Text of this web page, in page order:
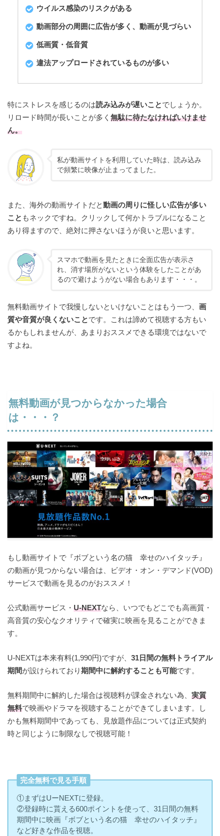
ウイルス感染のリスクがある
動画部分の周囲に広告が多く、動画が見づらい
低画質・低音質
違法アップロードされているものが多い
特にストレスを感じるのは読み込みが遅いことでしょうか。
リロード時間が長いことが多く 無駄に待たなければいけませ
ん。
私が動画サイトを利用していた時は、読み込み
で頻繁に映像が止まってました。
また、海外の動画サイトだと動画の周りに怪しい広告が多い
こと もネックですね。クリックして何かトラブルになること
あり得ますので、絶対に押さないほうが良いと思います。
スマホで動画を見たときに全面広告が表示さ
れ、消す場所がないという体験をしたことがあ
るので避けようがない場合もあります・・・。
無料動画サイトで我慢しないといけないことはもう一つ、 画
質や音質が良くないことです。これは諦めて視聴する方もい
るかもしれませんが、あまりおススメできる環境ではないで
すよね。
無料動画が見つからなかった場合
は・・・？
もし動画サイトで『ボブという名の猫 幸せのハイタッチ』
の動画が見つからない場合は、ビデオ・オン・デマンド(VOD)
サービスで動画を見るのがおススメ！
公式動画サービス・ U-NEXTなら、いつでもどこでも高画質・
高音質の安心なクオリティで確実に映画を見ることができま
す。
U-NEXTは本来有料(1,990円)ですが、 31日間の無料トライアル
期間が設けられており期間中に解約することも可能です。
無料期間中に解約した場合は視聴料が課金されない為、 実質
無料で映画やドラマを視聴することができてしまいます。し
かも無料期間中であっても、見放題作品については正式契約
時と同じように制限なしで視聴可能！
完全無料で見る手順
①まずはUーNEXTに登録。
②登録時に貰える600ポイントを使って、31日間の無料
期間中に映画『ボブという名の猫 幸せのハイタッチ』
など好きな作品を視聴。